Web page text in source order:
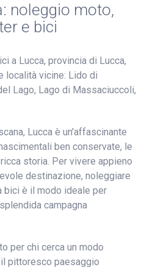
noleggio moto,
e bici
a Lucca, provincia di Lucca,
località vicine: Lido di
Lago, Lago di Massaciuccoli,
Lucca è un'affascinante
ben conservate, le
storia. Per vivere appieno
destinazione, noleggiare
bici è il modo ideale per
campagna
per chi cerca un modo
pittoresco paesaggio